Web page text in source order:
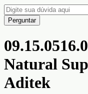
Perguntar
Natural
Aditek